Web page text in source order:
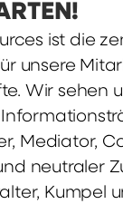
ist die
unsere
Wir sehen
Mediator,
neutraler
Kumpel